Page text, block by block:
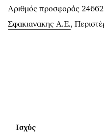
Αριθμός προσφοράς
Σφακιανάκης Α.Ε.,
Ισχύς